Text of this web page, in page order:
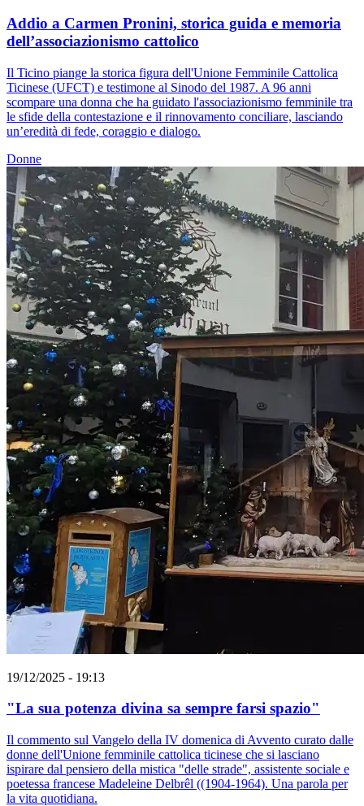
Addio a Carmen Pronini, storica guida e memoria
dell’associazionismo cattolico
Il Ticino piange la storica figura dell'Unione Femminile Cattolica
Ticinese (UFCT) e testimone al Sinodo del 1987. A 96 anni
scompare una donna che ha guidato l'associazionismo femminile tra
le sfide della contestazione e il rinnovamento conciliare, lasciando
un’eredità di fede, coraggio e dialogo.
Donne
19/12/2025 - 19:13
"La sua potenza divina sa sempre farsi spazio"
Il commento sul Vangelo della IV domenica di Avvento curato dalle
donne dell'Unione femminile cattolica ticinese che si lasciano
ispirare dal pensiero della mistica "delle strade", assistente sociale e
poetessa francese Madeleine Delbrêl ((1904-1964). Una parola per
la vita quotidiana.